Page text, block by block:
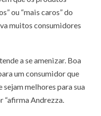
ou “mais caros” do
muitos consumidores
a se amenizar. Boa
um consumidor que
melhores para sua
“afirma Andrezza.